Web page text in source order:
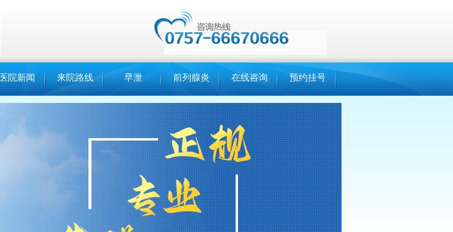
医院新闻 来院路线 早泄 前列腺炎 在线咨询 预约挂号